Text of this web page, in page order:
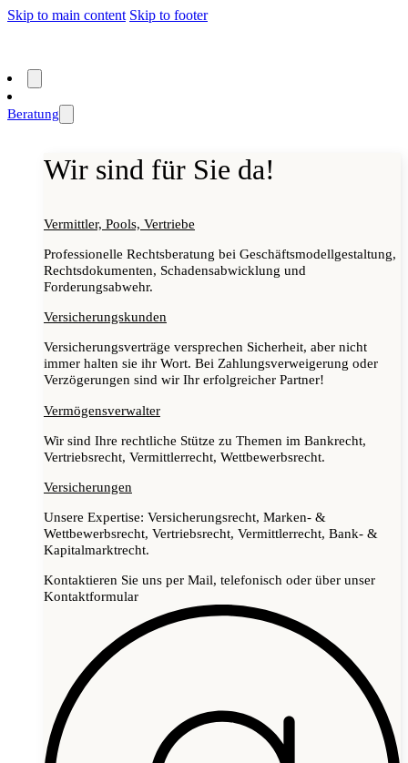
Skip to main content Skip to footer
Beratung
Wir sind für Sie da!
Vermittler, Pools, Vertriebe
Professionelle Rechtsberatung bei Geschäftsmodellgestaltung,
Rechtsdokumenten, Schadensabwicklung und
Forderungsabwehr.
Versicherungskunden
Versicherungsverträge versprechen Sicherheit, aber nicht
immer halten sie ihr Wort. Bei Zahlungsverweigerung oder
Verzögerungen sind wir Ihr erfolgreicher Partner!
Vermögensverwalter
Wir sind Ihre rechtliche Stütze zu Themen im Bankrecht,
Vertriebsrecht, Vermittlerrecht, Wettbewerbsrecht.
Versicherungen
Unsere Expertise: Versicherungsrecht, Marken- &
Wettbewerbsrecht, Vertriebsrecht, Vermittlerrecht, Bank- &
Kapitalmarktrecht.
Kontaktieren Sie uns per Mail, telefonisch oder über unser
Kontaktformular